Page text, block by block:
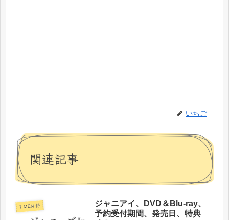
いちご
関連記事
7 MEN 侍
ジャニアイ、DVD＆Blu-ray、
予約受付期間、発売日、特典